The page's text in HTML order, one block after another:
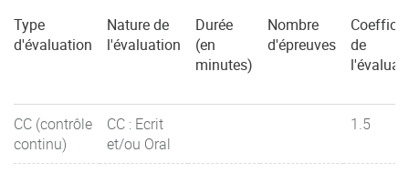
Type
d'évaluation
Nature de
l'évaluation
Durée
(en
minutes)
Nombre
d'épreuves
de
CC (contrôle
continu)
CC : Ecrit
et/ou Oral
1.5